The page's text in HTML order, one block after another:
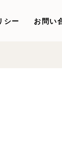
シー お問い